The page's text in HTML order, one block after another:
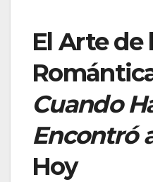
El Arte de
Cuando
Encontró
Hoy